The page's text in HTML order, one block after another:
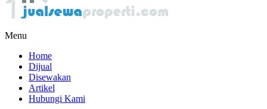
Menu
Home
Dijual
Disewakan
Artikel
Hubungi Kami